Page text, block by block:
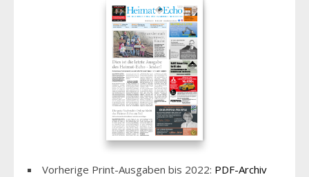
Vorherige Print-Ausgaben bis 2022: PDF-Archiv